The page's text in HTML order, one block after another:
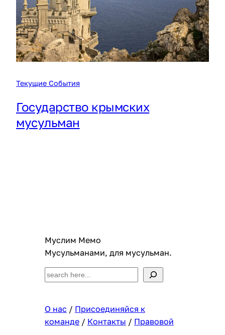
Текущие События
Государство крымских
мусульман
Муслим Мемо
Мусульманами, для мусульман.
S
e
r
c
О нас / Присоединяйся к
команде/ Контакты / Правовой